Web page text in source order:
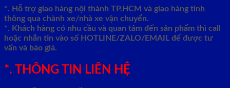
*. Hỗ trợ giao hàng nội thành TP.HCM và giao hàng tỉnh
thông qua chành xe/nhà xe vận chuyển.
*. Khách hàng có nhu cầu và quan tâm đến sản phẩm thì call
hoặc nhắn tin vào số HOTLINE/ZALO/EMAIL để được tư
vấn và báo giá.
*. THÔNG TIN LIÊN HỆ